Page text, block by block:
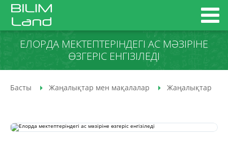
ЕЛОРДА МЕКТЕПТЕРІНДЕГІ АС МӘЗІРІНЕ
ӨЗГЕРІС ЕНГІЗІЛЕДІ
Басты Жаңалықтар мен мақалалар Жаңалықтар